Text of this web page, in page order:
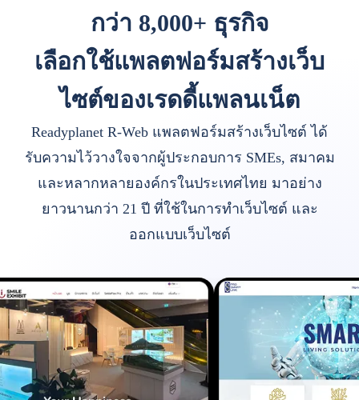
กว่า 8,000+ ธุรกิจ
เลือกใช้แพลตฟอร์มสร้างเว็บ
ไซต์ของเรดดี้แพลนเน็ต
Readyplanet R-Web แพลตฟอร์มสร้างเว็บไซต์ ได้
รับความไว้วางใจจากผู้ประกอบการ SMEs, สมาคม
และหลากหลายองค์กรในประเทศไทย มาอย่าง
ยาวนานกว่า 21 ปี ที่ใช้ในการทำเว็บไซต์ และ
ออกแบบเว็บไซต์